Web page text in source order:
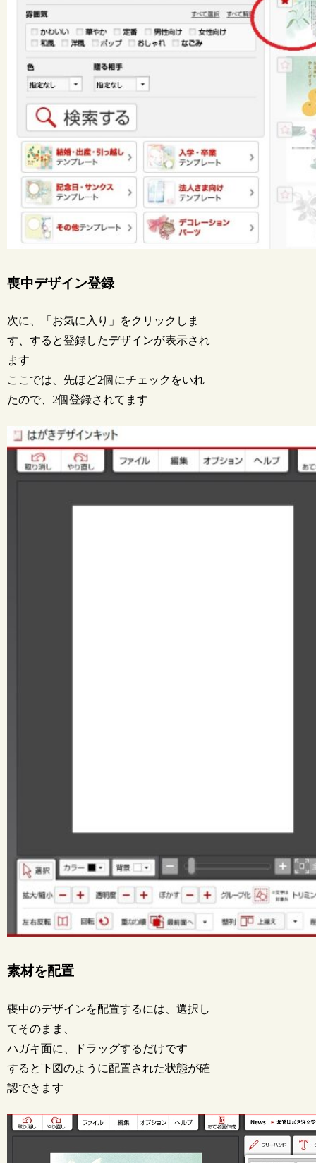
喪中デザイン登録
次に、「お気に入り」をクリックしま
す、すると登録したデザインが表示され
ます
ここでは、先ほど2個にチェックをいれ
たので、2個登録されてます
素材を配置
喪中のデザインを配置するには、選択し
てそのまま、
ハガキ面に、ドラッグするだけです
すると下図のように配置された状態が確
認できます